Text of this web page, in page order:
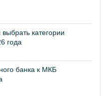
категории
года
банка к МКБ